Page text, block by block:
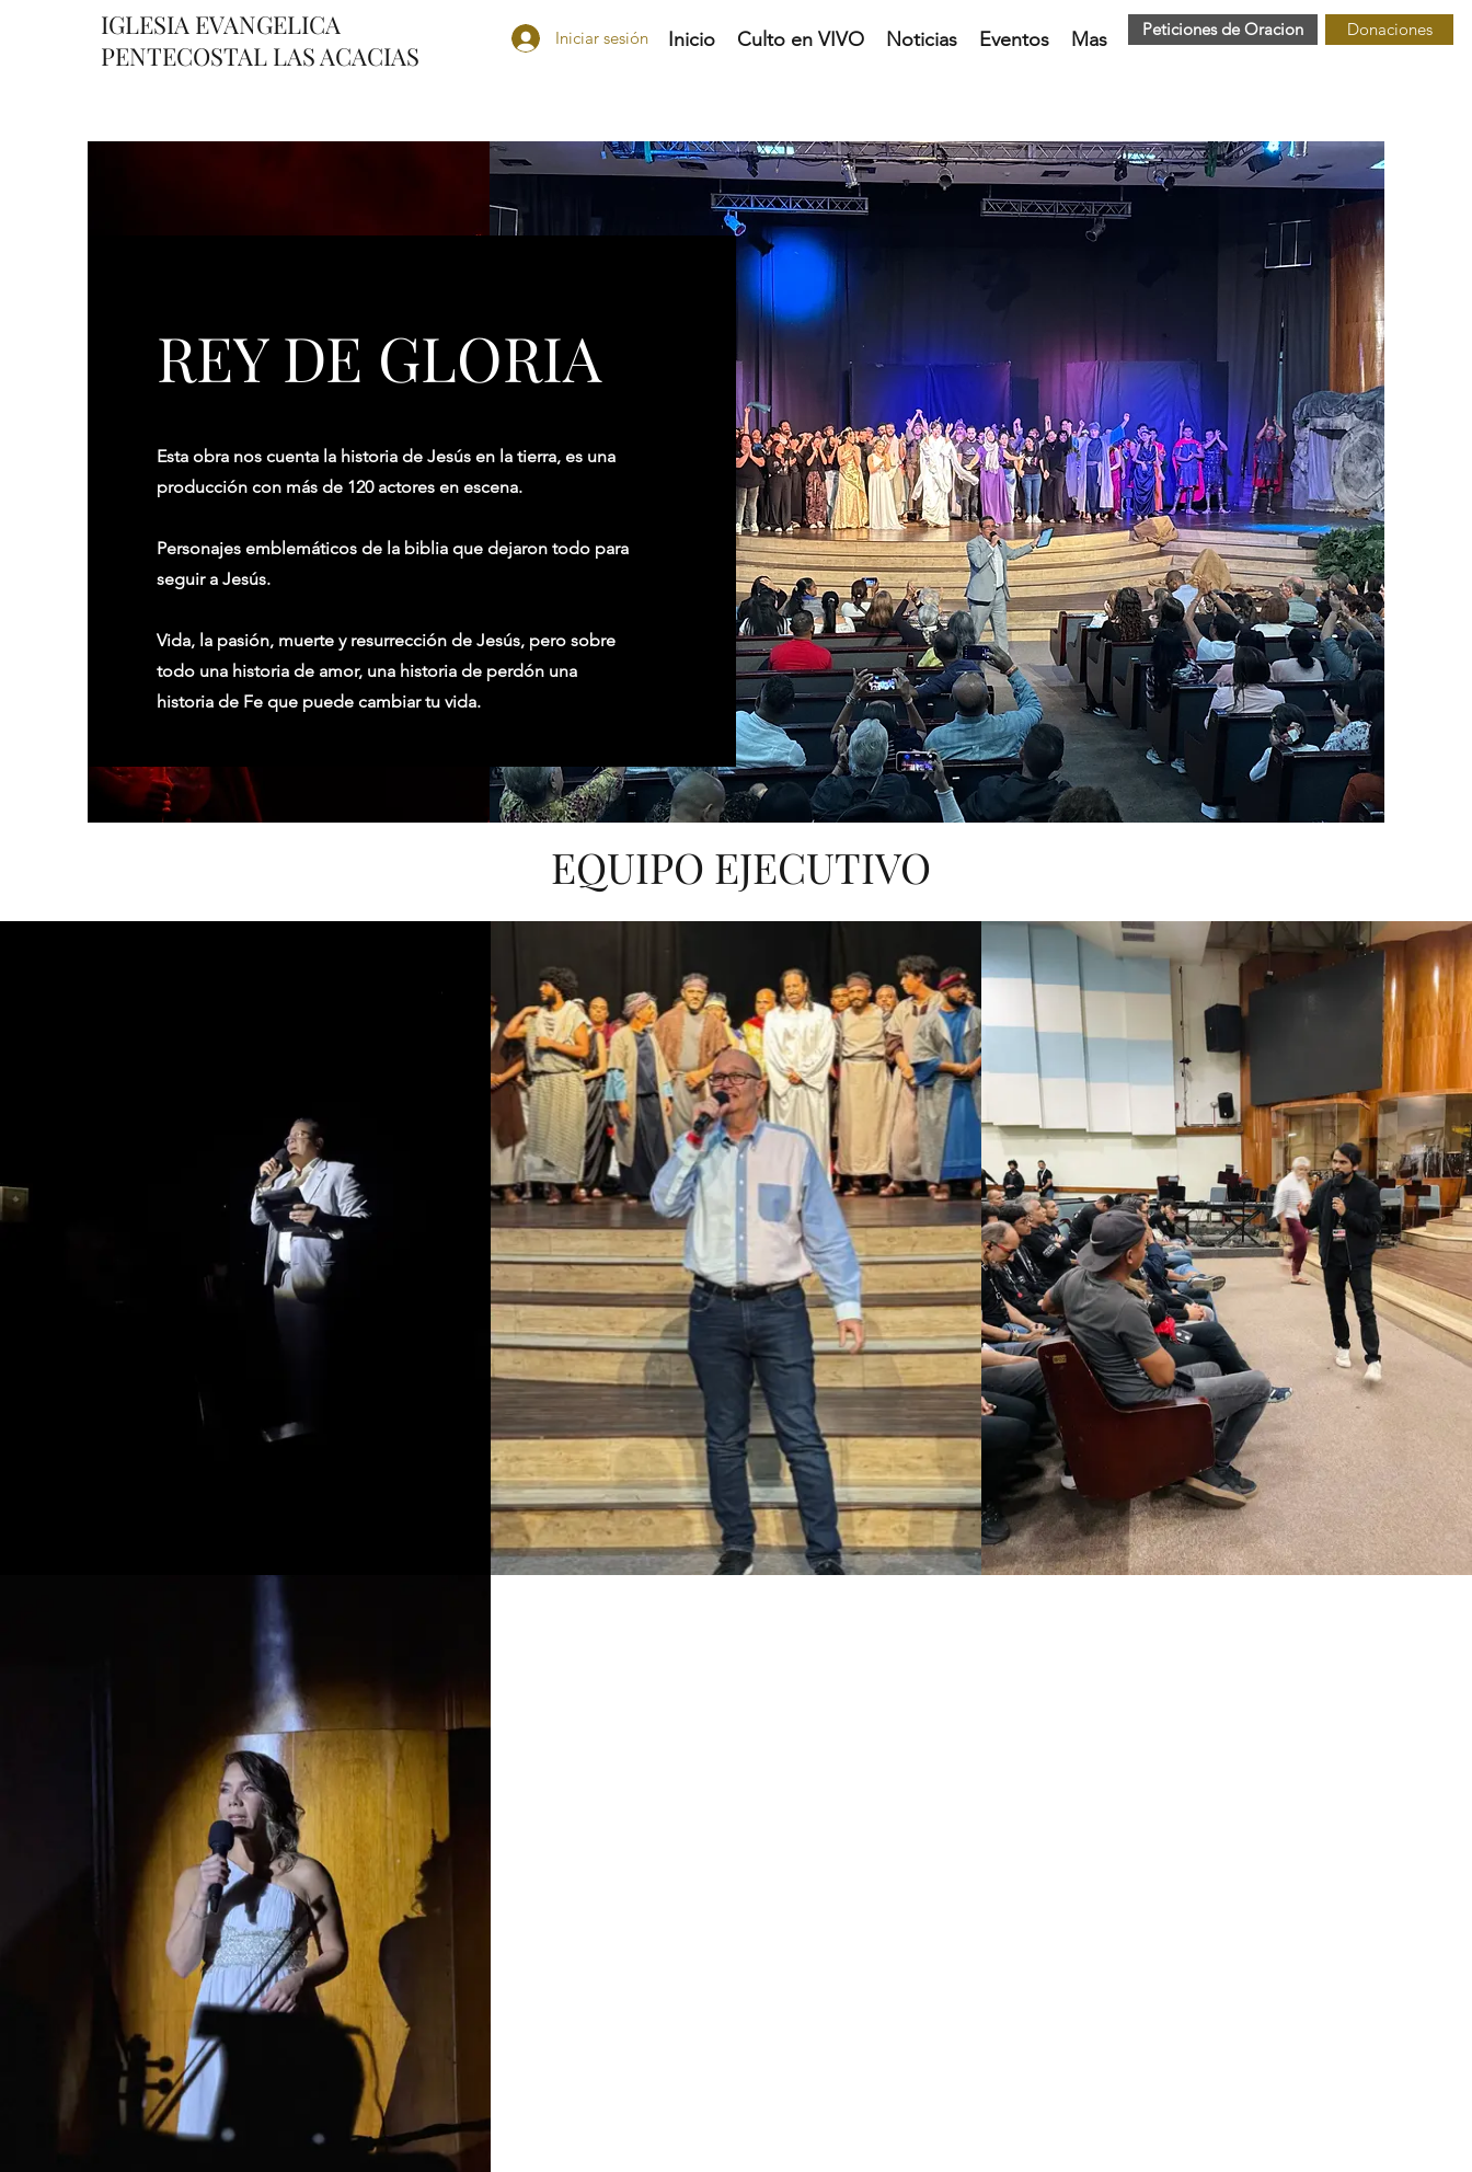
IGLESIA EVANGELICA
PENTECOSTAL LAS ACACIAS
Inicio Culto en VIVO Noticias Eventos Mas
Iniciar sesión Peticiones de Oracion Donaciones
REY DE GLORIA
Esta obra nos cuenta la historia de Jesús en la tierra, es una
producción con más de 120 actores en escena.
Personajes emblemáticos de la biblia que dejaron todo para
seguir a Jesús.
Vida, la pasión, muerte y resurrección de Jesús, pero sobre
todo una historia de amor, una historia de perdón una
historia de Fe que puede cambiar tu vida.
EQUIPO EJECUTIVO